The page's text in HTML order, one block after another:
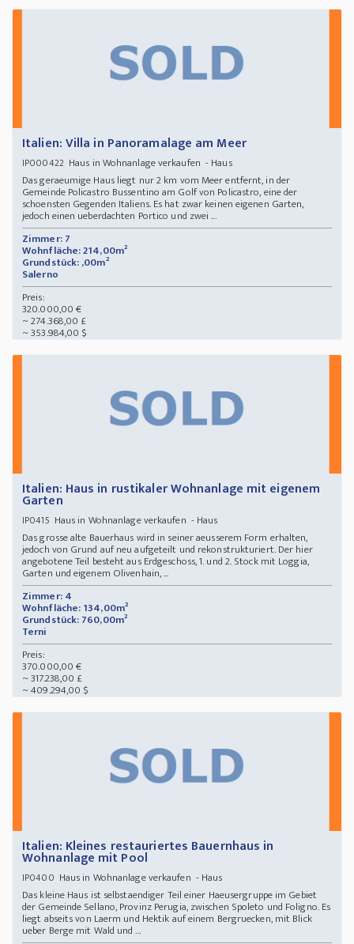
Italien: Villa in Panoramalage am Meer
IP000422Haus in Wohnanlage verkaufen - Haus
Das geraeumige Haus liegt nur 2 km vom Meer entfernt, in der
Gemeinde Policastro Bussentino am Golf von Policastro, eine der
schoensten Gegenden Italiens. Es hat zwar keinen eigenen Garten,
jedoch einen ueberdachten Portico und zwei ...
Zimmer: 7
Wohnfläche: 214,00m²
Grundstück: ,00m²
Salerno
Preis:
320.000,00 €
~ 274.368,00 £
~ 353.984,00 $
Italien: Haus in rustikaler Wohnanlage mit eigenem
Garten
IP0415 Haus in Wohnanlage verkaufen - Haus
Das grosse alte Bauerhaus wird in seiner aeusserem Form erhalten,
jedoch von Grund auf neu aufgeteilt und rekonstrukturiert. Der hier
angebotene Teil besteht aus Erdgeschoss, 1. und 2. Stock mit Loggia,
Garten und eigenem Olivenhain, ...
Zimmer: 4
Wohnfläche: 134,00m²
Grundstück: 760,00m²
Terni
Preis:
370.000,00 €
~ 317.238,00 £
~ 409.294,00 $
Italien: Kleines restauriertes Bauernhaus in
Wohnanlage mit Pool
IP0400 Haus in Wohnanlage verkaufen - Haus
Das kleine Haus ist selbstaendiger Teil einer Haeusergruppe im Gebiet
der Gemeinde Sellano, Provinz Perugia, zwischen Spoleto und Foligno. Es
liegt abseits von Laerm und Hektik auf einem Bergruecken, mit Blick
ueber Berge mit Wald und ...